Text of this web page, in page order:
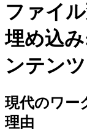
ファイ
埋め込
ンテン
現代のワー
理由